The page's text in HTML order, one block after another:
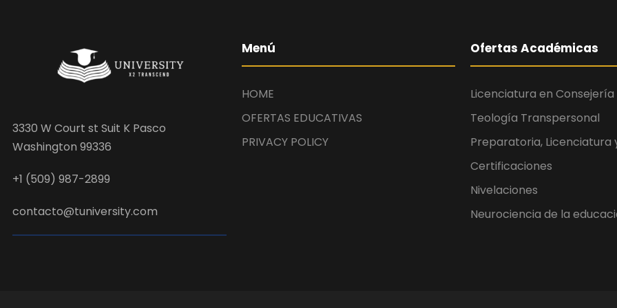
3330 W Court st Suit K Pasco
Washington 99336
+1 (509) 987-2899
contacto@tuniversity.com
Menú
HOME
OFERTAS EDUCATIVAS
PRIVACY POLICY
Ofertas Académicas
Licenciatura en Consejería
Teología Transpersonal
Preparatoria, Licenciatura
Certificaciones
Nivelaciones
Neurociencia de la